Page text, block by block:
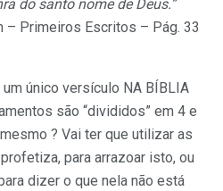
do santo nome de Deus.”
– Primeiros Escritos – Pág. 33
único versículo NA BÍBLIA
são “divididos” em 4 e
? Vai ter que utilizar as
para arrazoar isto, ou
dizer o que nela não está